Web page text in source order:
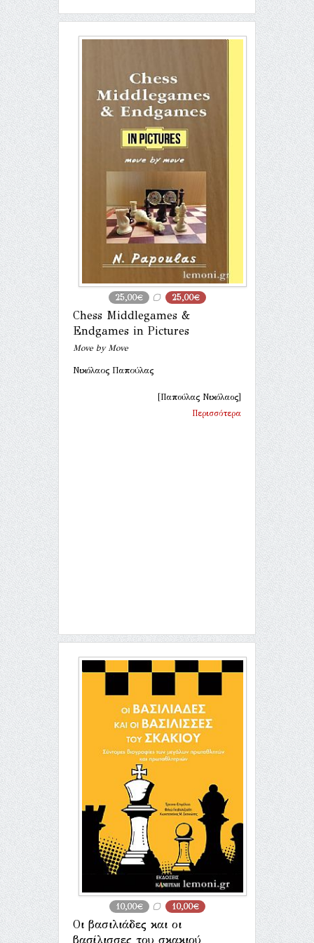
25,00€ 25,00€
Chess Middlegames &
Endgames in Pictures
Move by Move
Νικόλαος Παπούλας
[Παπούλας Νικόλαος]
Περισσότερα
10,00€ 10,00€
Οι βασιλιάδες και οι
βασίλισσες του σκακιού